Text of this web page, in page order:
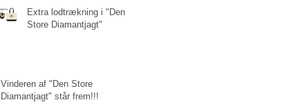
Extra lodtrækning i "Den
Store Diamantjagt"
Vinderen af "Den Store
Diamantjagt" står frem!!!